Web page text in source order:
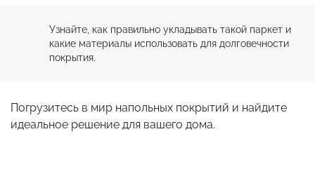
Узнайте, как правильно укладывать такой паркет и
какие материалы использовать для долговечности
покрытия.
Погрузитесь в мир напольных покрытий и найдите
идеальное решение для вашего дома.